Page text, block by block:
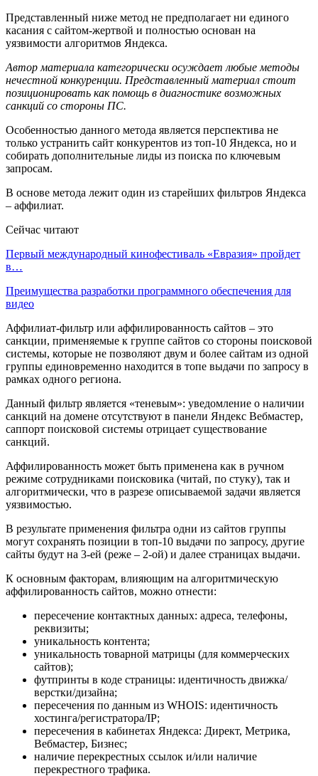
Представленный ниже метод не предполагает ни единого
касания с сайтом-жертвой и полностью основан на
уязвимости алгоритмов Яндекса.
Автор материала категорически осуждает любые методы
нечестной конкуренции. Представленный материал стоит
позиционировать как помощь в диагностике возможных
санкций со стороны ПС.
Особенностью данного метода является перспектива не
только устранить сайт конкурентов из топ-10 Яндекса, но и
собирать дополнительные лиды из поиска по ключевым
запросам.
В основе метода лежит один из старейших фильтров Яндекса
– аффилиат.
Сейчас читают
Первый международный кинофестиваль «Евразия» пройдет
в…
Преимущества разработки программного обеспечения для
видео
Аффилиат-фильтр или аффилированность сайтов – это
санкции, применяемые к группе сайтов со стороны поисковой
системы, которые не позволяют двум и более сайтам из одной
группы единовременно находится в топе выдачи по запросу в
рамках одного региона.
Данный фильтр является «теневым»: уведомление о наличии
санкций на домене отсутствуют в панели Яндекс Вебмастер,
саппорт поисковой системы отрицает существование
санкций.
Аффилированность может быть применена как в ручном
режиме сотрудниками поисковика (читай, по стуку), так и
алгоритмически, что в разрезе описываемой задачи является
уязвимостью.
В результате применения фильтра одни из сайтов группы
могут сохранять позиции в топ-10 выдачи по запросу, другие
сайты будут на 3-ей (реже – 2-ой) и далее страницах выдачи.
К основным факторам, влияющим на алгоритмическую
аффилированность сайтов, можно отнести:
пересечение контактных данных: адреса, телефоны,
реквизиты;
уникальность контента;
уникальность товарной матрицы (для коммерческих
сайтов);
футпринты в коде страницы: идентичность движка/
верстки/дизайна;
пересечения по данным из WHOIS: идентичность
хостинга/регистратора/IP;
пересечения в кабинетах Яндекса: Директ, Метрика,
Вебмастер, Бизнес;
наличие перекрестных ссылок и/или наличие
перекрестного трафика.